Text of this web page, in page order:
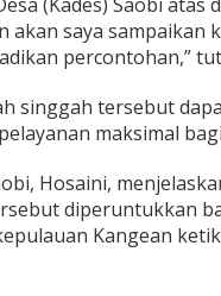
saya sampaikan
percontohan,”
singgah tersebut
maksimal
Hosaini,
diperuntukkan
Kangean